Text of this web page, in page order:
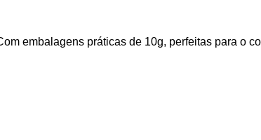
embalagens práticas de 10g, perfeitas para o